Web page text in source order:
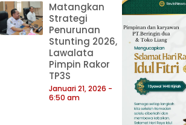
Matangkan
Strategi
Penurunan
Stunting 2026,
Lawalata
Pimpin Rakor
TP3S
Januari 21, 2026
6:50 am